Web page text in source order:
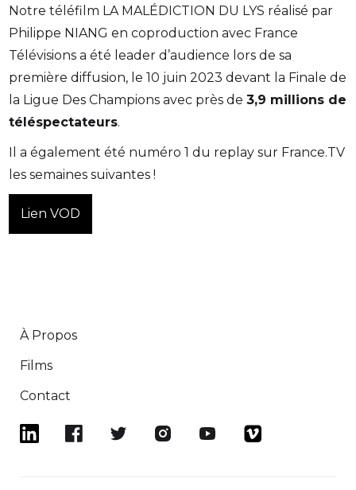
Notre téléfilm LA MALÉDICTION DU LYS réalisé par
Philippe NIANG en coproduction avec France
Télévisions a été leader d’audience lors de sa
première diffusion, le 10 juin 2023 devant la Finale de
la Ligue Des Champions avec près de3,9 millions de
téléspectateurs.
Il a également été numéro 1 du replay sur France.TV
les semaines suivantes !
Lien VOD
À Propos
Films
Contact